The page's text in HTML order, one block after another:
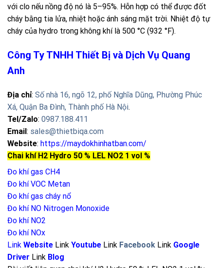
với clo nếu nồng độ nó là 5–95%. Hỗn hợp có thể được đốt
cháy bằng tia lửa, nhiệt hoặc ánh sáng mặt trời. Nhiệt độ tự
cháy của hydro trong không khí là 500 °C (932 °F).
Công Ty TNHH Thiết Bị và Dịch Vụ Quang
Anh
Địa chỉ: Số nhà 16, ngõ 12, phố Nghĩa Dũng, Phường Phúc
Xá, Quận Ba Đình, Thành phố Hà Nội.
Tel/Zalo: 0987.188.411
Email: sales@thietbiqa.com
Website: https://maydokhinhatban.com/
Chai khí H2 Hydro 50 % LEL NO2 1 vol %
Đo khí gas CH4
Đo khí VOC Metan
Đo khí gas cháy nổ
Đo khí NO Nitrogen Monoxide
Đo khí NO2
Đo khí NOx
Link Website Link Youtube Link Facebook Link Google
Driver Link Blog